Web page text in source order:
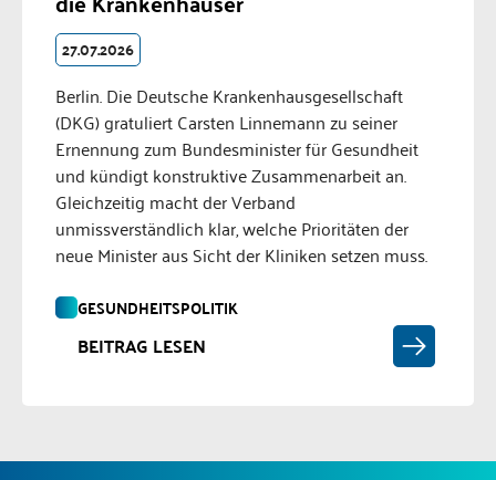
27.07.2026
Berlin. Die Deutsche Krankenhausgesellschaft
(DKG) gratuliert Carsten Linnemann zu seiner
Ernennung zum Bundesminister für Gesundheit
und kündigt konstruktive Zusammenarbeit an.
Gleichzeitig macht der Verband
unmissverständlich klar, welche Prioritäten der
neue Minister aus Sicht der Kliniken setzen muss.
GESUNDHEITSPOLITIK
BEITRAG LESEN